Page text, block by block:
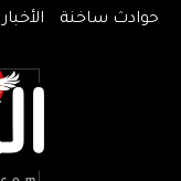
حوادث ساخنة